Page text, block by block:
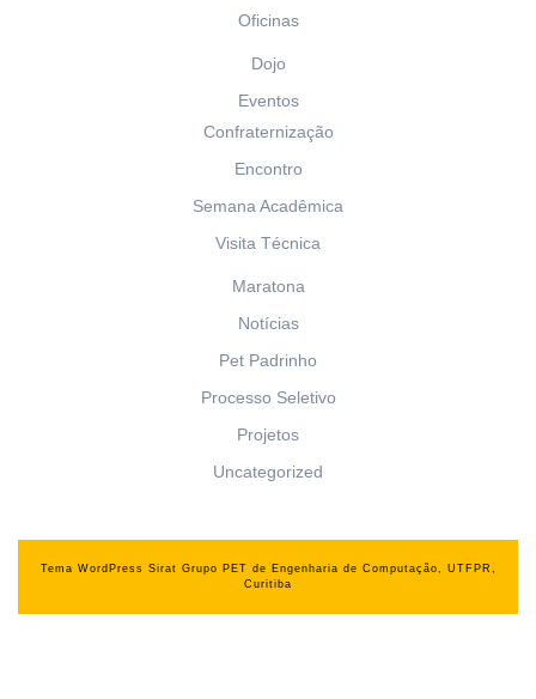
Oficinas
Dojo
Eventos
Confraternização
Encontro
Semana Acadêmica
Visita Técnica
Maratona
Notícias
Pet Padrinho
Processo Seletivo
Projetos
Uncategorized
Tema WordPress Sirat Grupo PET de Engenharia de Computação, UTFPR,
Curitiba